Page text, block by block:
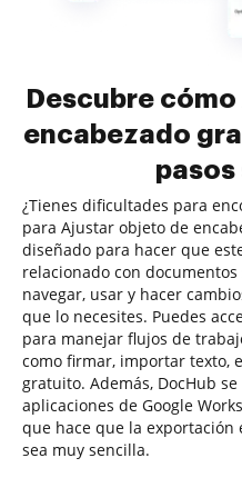
Descubre
encabezado
pasos
¿Tienes dificultades para
para Ajustar objeto de
diseñado para hacer que
relacionado con
navegar, usar y hacer
que lo necesites. Puedes
para manejar flujos de
como firmar, importar texto,
gratuito. Además, DocHub
aplicaciones de Google
que hace que la
sea muy sencilla.